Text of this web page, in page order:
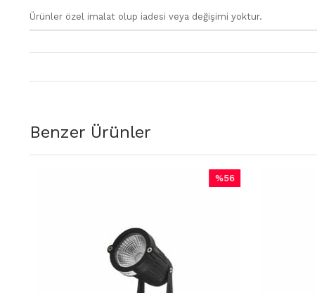
Ürünler özel imalat olup iadesi veya değişimi yoktur.
Benzer Ürünler